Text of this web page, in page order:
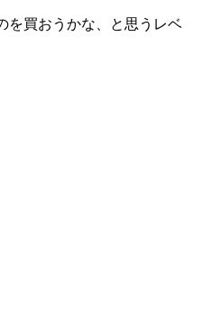
を買おうかな、と思うレベ